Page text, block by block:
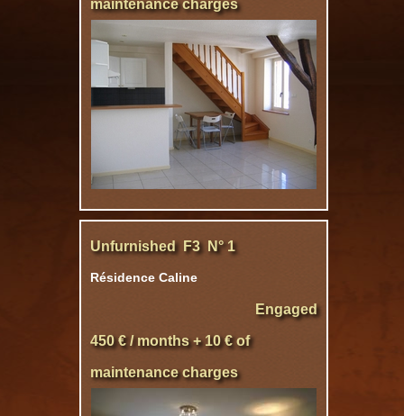
maintenance charges
Unfurnished F3 N° 1
Résidence Caline
Engaged
450 € / months + 10 € of
maintenance charges